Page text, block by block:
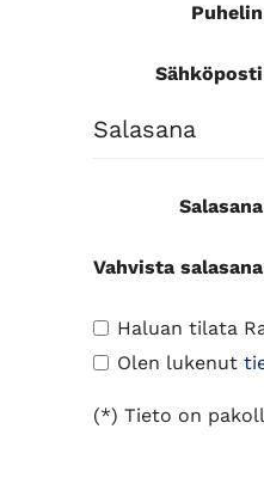
Salasana
Vahvista
Haluan tilata
Olen lukenut
(*) Tieto on